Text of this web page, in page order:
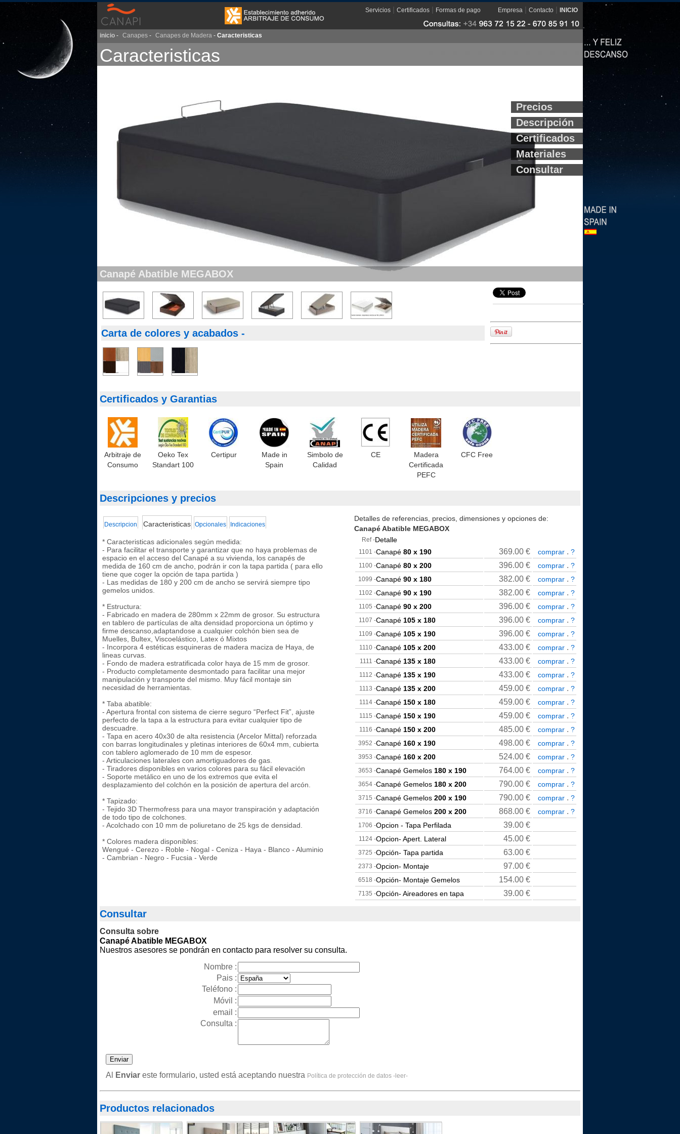
Servicios Certificados Formas de pago Empresa Contacto INICIO
inicio - Canapes - Canapes de Madera - Caracteristicas
Caracteristicas
Precios
Descripción
Certificados
Materiales
Consultar
Canapé Abatible MEGABOX
Carta de colores y acabados -
Certificados y Garantias
Arbitraje de
Consumo
Oeko Tex
Standart 100
Certipur
Made in
Spain
Simbolo de
Calidad
CE
Madera
Certificada
PEFC
CFC Free
Descripciones y precios
Descripcion Caracteristicas Opcionales Indicaciones
* Caracteristicas adicionales según medida:
- Para facilitar el transporte y garantizar que no haya problemas de
espacio en el acceso del Canapé a su vivienda, los canapés de
medida de 160 cm de ancho, podrán ir con la tapa partida ( para ello
tiene que coger la opción de tapa partida )
- Las medidas de 180 y 200 cm de ancho se servirá siempre tipo
gemelos unidos.
* Estructura:
- Fabricado en madera de 280mm x 22mm de grosor. Su estructura
en tablero de partículas de alta densidad proporciona un óptimo y
firme descanso,adaptandose a cualquier colchón bien sea de
Muelles, Bultex, Viscoelástico, Latex ó Mixtos
- Incorpora 4 estéticas esquineras de madera maciza de Haya, de
lineas curvas.
- Fondo de madera estratificada color haya de 15 mm de grosor.
- Producto completamente desmontado para facilitar una mejor
manipulación y transporte del mismo. Muy fácil montaje sin
necesidad de herramientas.
* Taba abatible:
- Apertura frontal con sistema de cierre seguro “Perfect Fit”, ajuste
perfecto de la tapa a la estructura para evitar cualquier tipo de
descuadre.
- Tapa en acero 40x30 de alta resistencia (Arcelor Mittal) reforzada
con barras longitudinales y pletinas interiores de 60x4 mm, cubierta
con tablero aglomerado de 10 mm de espesor.
- Articulaciones laterales con amortiguadores de gas.
- Tiradores disponibles en varios colores para su fácil elevación
- Soporte metálico en uno de los extremos que evita el
desplazamiento del colchón en la posición de apertura del arcón.
* Tapizado:
- Tejido 3D Thermofress para una mayor transpiración y adaptación
de todo tipo de colchones.
- Acolchado con 10 mm de poliuretano de 25 kgs de densidad.
* Colores madera disponibles:
Wengué - Cerezo - Roble - Nogal - Ceniza - Haya - Blanco - Aluminio
- Cambrian - Negro - Fucsia - Verde
Detalles de referencias, precios, dimensiones y opciones de:
Canapé Abatible MEGABOX
Ref -Detalle
1101 -Canapé80 x 190 369.00 € comprar .?
1100 -Canapé80 x 200 396.00 € comprar .?
1099 -Canapé90 x 180 382.00 € comprar .?
1102 -Canapé90 x 190 382.00 € comprar .?
1105 -Canapé90 x 200 396.00 € comprar .?
1107 -Canapé 105 x 180 396.00 € comprar .?
1109 -Canapé 105 x 190 396.00 € comprar .?
1110 -Canapé 105 x 200 433.00 € comprar .?
1111 -Canapé 135 x 180 433.00 € comprar .?
1112 -Canapé 135 x 190 433.00 € comprar .?
1113 -Canapé 135 x 200 459.00 € comprar .?
1114 -Canapé 150 x 180 459.00 € comprar .?
1115 -Canapé 150 x 190 459.00 € comprar .?
1116 -Canapé 150 x 200 485.00 € comprar .?
3952 -Canapé 160 x 190 498.00 € comprar .?
3953 -Canapé 160 x 200 524.00 € comprar .?
3653 -Canapé Gemelos 180 x 190 764.00 € comprar .?
3654 -Canapé Gemelos 180 x 200 790.00 € comprar .?
3715 -Canapé Gemelos200 x 190 790.00 € comprar .?
3716 -Canapé Gemelos200 x 200 868.00 € comprar .?
1706 -Opcion - Tapa Perfilada 39.00 €
1124 -Opcion- Apert. Lateral 45.00 €
3725 -Opción- Tapa partida 63.00 €
2373 -Opcion- Montaje 97.00 €
6518 -Opción- Montaje Gemelos 154.00 €
7135 -Opción- Aireadores en tapa 39.00 €
Consultar
Consulta sobre
Canapé Abatible MEGABOX
Nuestros asesores se pondrán en contacto para resolver su consulta.
Nombre :
Pais :
Teléfono :
Móvil :
email :
Consulta :
Al Enviar este formulario, usted está aceptando nuestra Política de protección de datos -leer-
Productos relacionados